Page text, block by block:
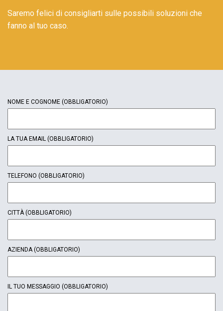
Saremo felici di consigliarti sulle possibili soluzioni che
fanno al tuo caso.
NOME E COGNOME (OBBLIGATORIO)
LA TUA EMAIL (OBBLIGATORIO)
TELEFONO (OBBLIGATORIO)
CITTÀ (OBBLIGATORIO)
AZIENDA (OBBLIGATORIO)
IL TUO MESSAGGIO (OBBLIGATORIO)